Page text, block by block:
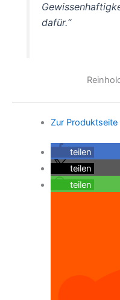
dafür.“
Zur
teilen
teilen
teilen